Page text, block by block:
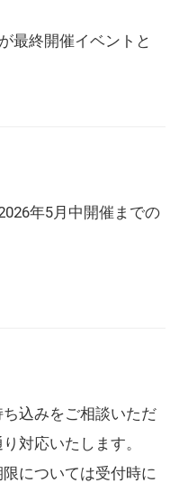
最終開催イベントと
年5月中開催までの
込みをご相談いただ
対応いたします。
については受付時に